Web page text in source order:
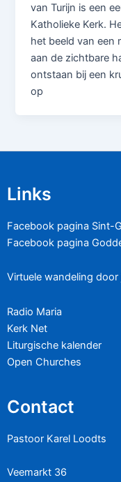
van Turijn is een
Katholieke Kerk.
het beeld van een
aan de zichtbare
ontstaan bij een
op
Links
Facebook pagina Sint-
Facebook pagina
Virtuele wandeling door
Radio Maria
Kerk Net
Liturgische kalender
Open Churches
Contact
Pastoor Karel Loodts
Veemarkt 36